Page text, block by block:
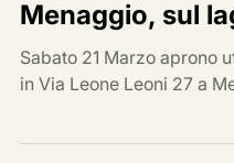
Il 21 marzo apre
Menaggio, sul
Sabato 21 Marzo aprono